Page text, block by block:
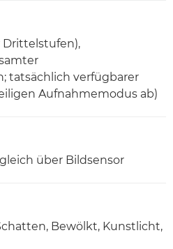
Drittelstufen),
tatsächlich verfügbarer
Aufnahmemodus ab)
über Bildsensor
Bewölkt, Kunstlicht,